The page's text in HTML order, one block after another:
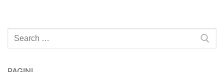
Caută
după: